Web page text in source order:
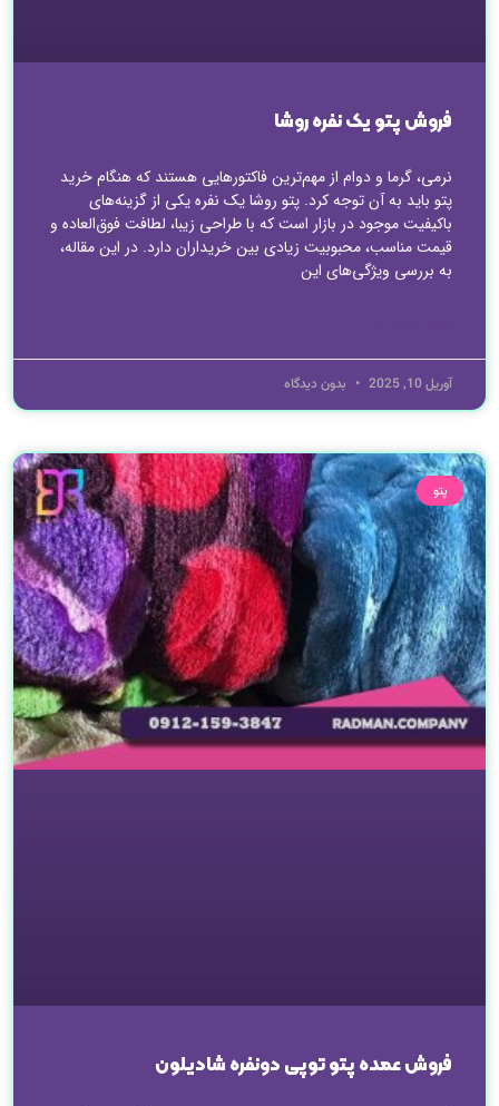
فروش پتو یک نفره روشا
نرمی، گرما و دوام از مهم‌ترین فاکتورهایی هستند که هنگام خرید
پتو باید به آن توجه کرد. پتو روشا یک نفره یکی از گزینه‌های
باکیفیت موجود در بازار است که با طراحی زیبا، لطافت فوق‌العاده و
قیمت مناسب، محبوبیت زیادی بین خریداران دارد. در این مقاله،
به بررسی ویژگی‌های این
آوریل 10, 2025 بدون دیدگاه
پتو
فروش عمده پتو توپی دونفره شادیلون